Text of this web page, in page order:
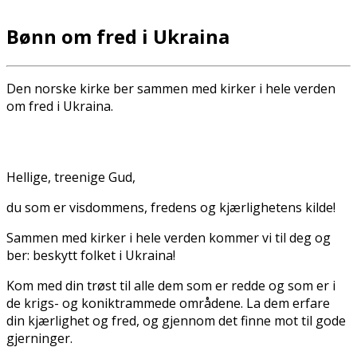
Bønn om fred i Ukraina
Den norske kirke ber sammen med kirker i hele verden
om fred i Ukraina.
Hellige, treenige Gud,
du som er visdommens, fredens og kjærlighetens kilde!
Sammen med kirker i hele verden kommer vi til deg og
ber: beskytt folket i Ukraina!
Kom med din trøst til alle dem som er redde og som er i
de krigs- og konfliktrammede områdene. La dem erfare
din kjærlighet og fred, og gjennom det finne mot til gode
gjerninger.